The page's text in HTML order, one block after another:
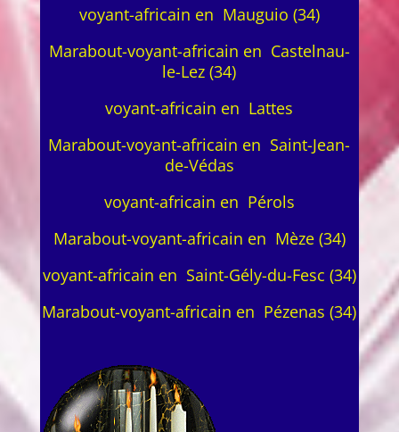
voyant-africain en Mauguio (34)
Marabout-voyant-africain en Castelnau-
le-Lez (34)
voyant-africain en Lattes
Marabout-voyant-africain en Saint-Jean-
de-Védas
voyant-africain en Pérols
Marabout-voyant-africain en Mèze (34)
voyant-africain en Saint-Gély-du-Fesc (34)
Marabout-voyant-africain en Pézenas (34)